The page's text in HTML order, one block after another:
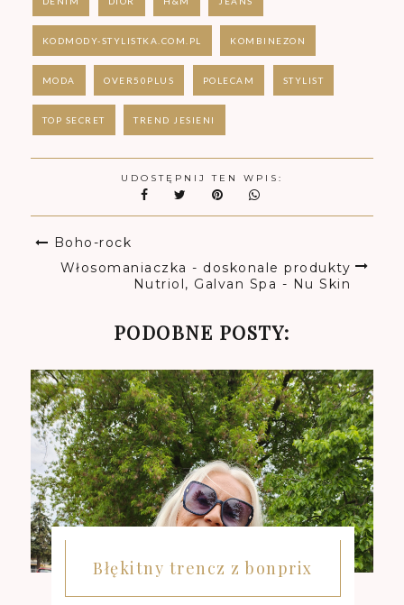
KODMODY-STYLISTKA.COM.PL KOMBINEZON
MODA OVER50PLUS POLECAM STYLIST
TOP SECRET TREND JESIENI
UDOSTĘPNIJ TEN WPIS:
Boho-rock
Włosomaniaczka - doskonale produkty
Nutriol, Galvan Spa - Nu Skin
PODOBNE POSTY:
Błękitny trencz z bonprix